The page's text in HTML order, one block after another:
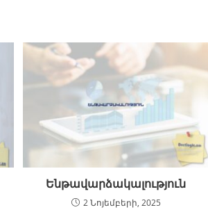
Ենթավարձակալություն
2 Նոյեմբերի, 2025